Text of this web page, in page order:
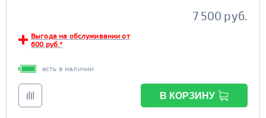
7 500 руб.
Выгода на обслуживании от
600 руб.*
есть в наличии
В КОРЗИНУ